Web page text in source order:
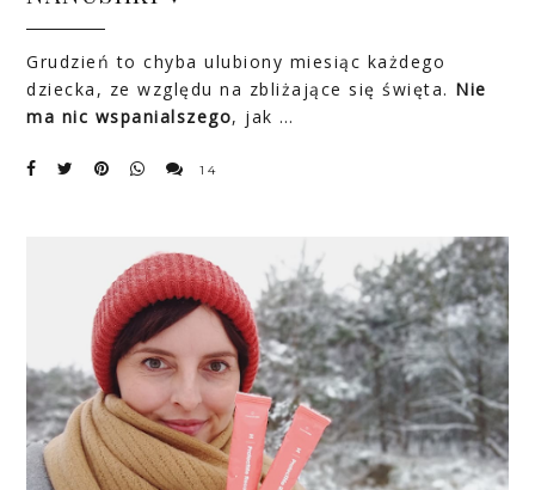
Grudzień to chyba ulubiony miesiąc każdego
dziecka, ze względu na zbliżające się święta. Nie
ma nic wspanialszego, jak …
14